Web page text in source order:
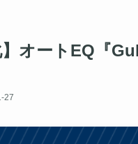
】オートEQ『
27